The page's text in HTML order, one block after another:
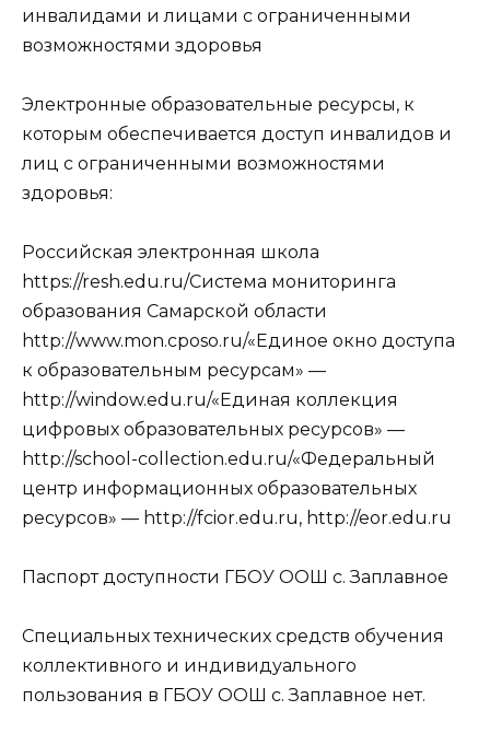
инвалидами и лицами с ограниченными
возможностями здоровья
Электронные образовательные ресурсы, к
которым обеспечивается доступ инвалидов и
лиц с ограниченными возможностями
здоровья:
Российская электронная школа
https://resh.edu.ru/Система мониторинга
образования Самарской области
http://www.mon.cposo.ru/«Единое окно доступа
к образовательным ресурсам» —
http://window.edu.ru/«Единая коллекция
цифровых образовательных ресурсов» —
http://school-collection.edu.ru/«Федеральный
центр информационных образовательных
ресурсов» — http://fcior.edu.ru, http://eor.edu.ru
Паспорт доступности ГБОУ ООШ с. Заплавное
Специальных технических средств обучения
коллективного и индивидуального
пользования в ГБОУ ООШ с. Заплавное нет.